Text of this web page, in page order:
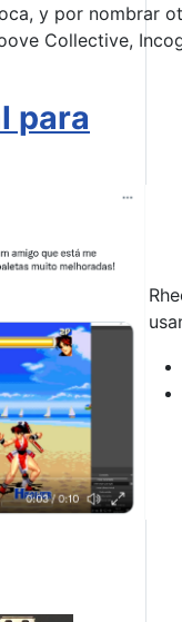
y por nombrar
Collective,
para